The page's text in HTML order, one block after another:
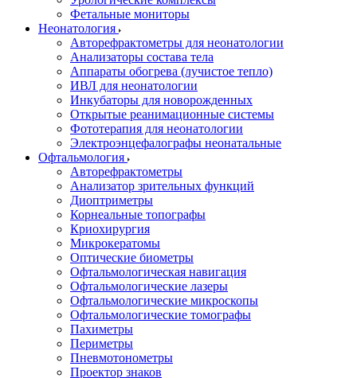
Фетальные мониторы
Неонатология
Авторефрактометры для неонатологии
Анализаторы состава тела
Аппараты обогрева (лучистое тепло)
ИВЛ для неонатологии
Инкубаторы для новорожденных
Открытые реанимационные системы
Фототерапия для неонатологии
Электроэнцефалографы неонатальные
Офтальмология
Авторефрактометры
Анализатор зрительных функций
Диоптриметры
Корнеальные топографы
Криохирургия
Микрокератомы
Оптические биометры
Офтальмологическая навигация
Офтальмологические лазеры
Офтальмологические микроскопы
Офтальмологические томографы
Пахиметры
Периметры
Пневмотонометры
Проектор знаков